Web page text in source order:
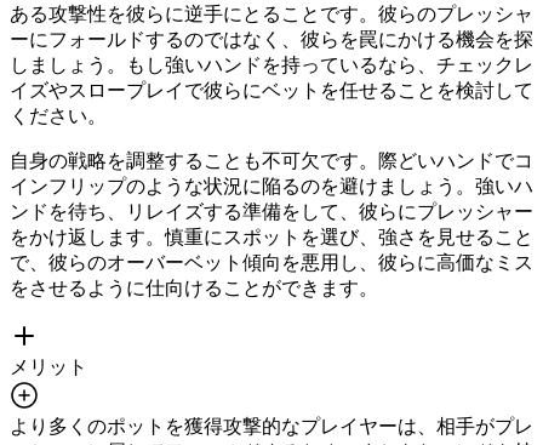
ある攻撃性を彼らに逆手にとることです。彼らのプレッシャ
ーにフォールドするのではなく、彼らを罠にかける機会を探
しましょう。もし強いハンドを持っているなら、チェックレ
イズやスロープレイで彼らにベットを任せることを検討して
ください。
自身の戦略を調整することも不可欠です。際どいハンドでコ
インフリップのような状況に陥るのを避けましょう。強いハ
ンドを待ち、リレイズする準備をして、彼らにプレッシャー
をかけ返します。慎重にスポットを選び、強さを見せること
で、彼らのオーバーベット傾向を悪用し、彼らに高価なミス
をさせるように仕向けることができます。
メリット
より多くのポットを獲得攻撃的なプレイヤーは、相手がプレ